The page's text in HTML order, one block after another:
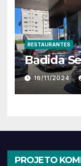
RESTAURANTES
Badida
16/11/2024
PROJETO